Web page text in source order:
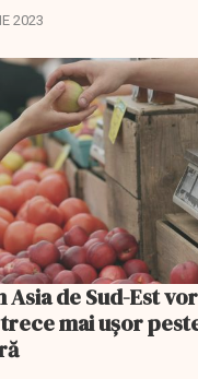
trebui să le ia ca
2023
Asia de Sud-Est
mai ușor